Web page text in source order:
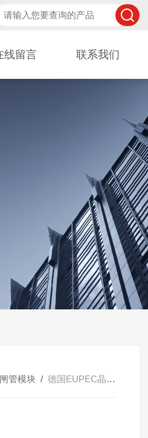
线留言 联系我们
管模块/ 德国EUPEC晶闸管模块